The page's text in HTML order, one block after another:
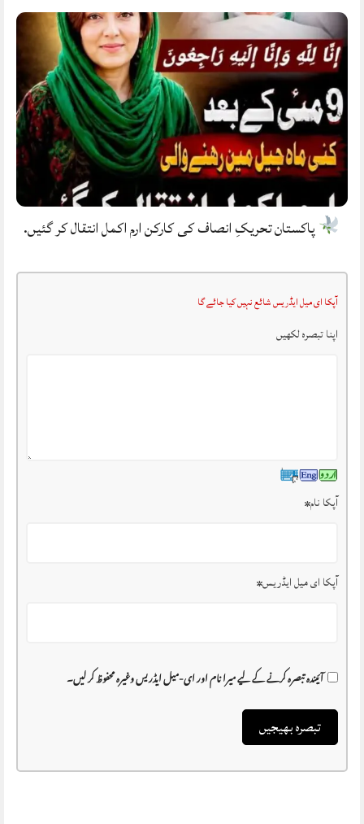
پاکستان تحریکِ انصاف کی کارکن ارم اکمل انتقال کر گئیں.
آپکا ای میل ایڈریس شائع نہیں کیا جائے گا
اپنا تبصرہ لکھیں
آپکا نام*
آپکا ای میل ایڈریس*
آئیندہ تبصرہ کرنے کے لیے میرا نام اور ای-میل ایڈریس وغیرہ محفوظ کر لیں۔